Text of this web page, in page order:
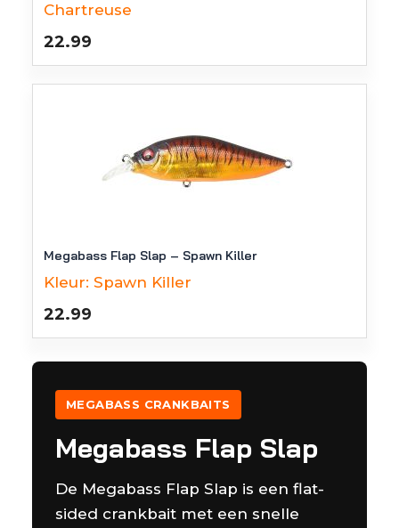
Chartreuse
22.99
Megabass Flap Slap – Spawn Killer
Kleur: Spawn Killer
22.99
MEGABASS CRANKBAITS
Megabass Flap Slap
De Megabass Flap Slap is een flat-
sided crankbait met een snelle